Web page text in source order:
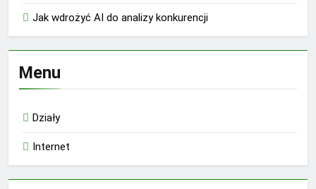
Jak wdrożyć AI do analizy konkurencji
Menu
Działy
Internet